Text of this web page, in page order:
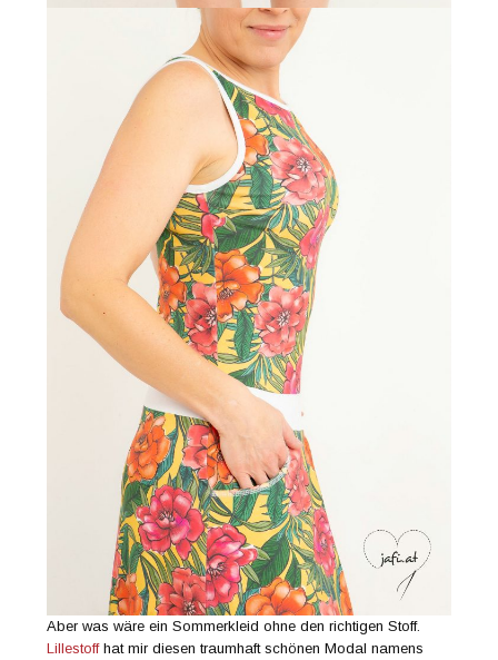
Aber was wäre ein Sommerkleid ohne den richtigen Stoff.
Lillestoffhat mir diesen traumhaft schönen Modal namens